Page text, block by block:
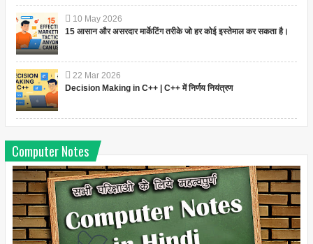
10 May 2026
15 आसान और असरदार मार्केटिंग तरीके जो हर कोई इस्तेमाल कर सकता है।
22 Mar 2026
Decision Making in C++ | C++ में निर्णय नियंत्रण
Computer Notes